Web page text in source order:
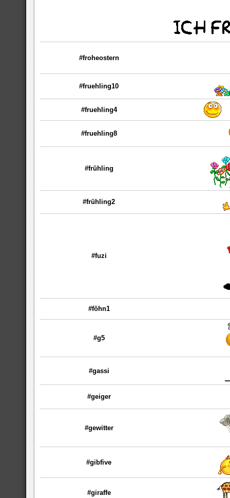
#froheostern
#fruehling10
#fruehling4
#fruehling8
#frühling
#frühling2
#fuzi
#föhn1
#g5
#gassi
#geiger
#gewitter
#gibfive
#giraffe